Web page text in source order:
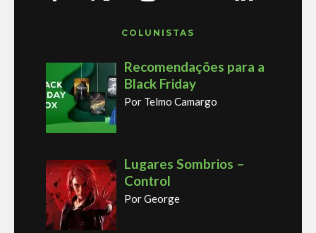
COLUNISTAS
Recomendações para a
Black Friday
Por Telmo Camargo
Lugares Sombrios –
Control
Por George